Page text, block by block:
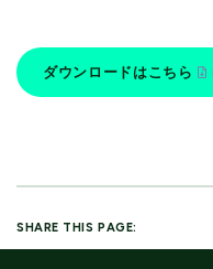
ダウンロードはこちら
SHARE THIS PAGE: